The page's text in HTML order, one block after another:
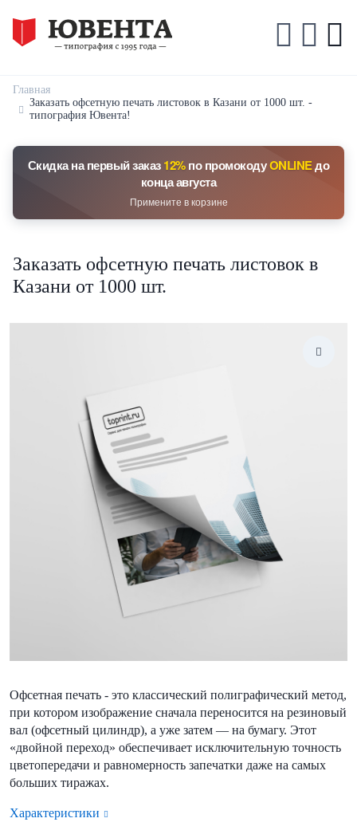
Главная
Заказать офсетную печать листовок в Казани от 1000 шт. -
типография Ювента!
Скидка на первый заказ12%по промокодуONLINEдо
конца августа
Примените в корзине
Заказать офсетную печать листовок в
Казани от 1000 шт.
Офсетная печать - это классический полиграфический метод,
при котором изображение сначала переносится на резиновый
вал (офсетный цилиндр), а уже затем — на бумагу. Этот
«двойной переход» обеспечивает исключительную точность
цветопередачи и равномерность запечатки даже на самых
больших тиражах.
Характеристики